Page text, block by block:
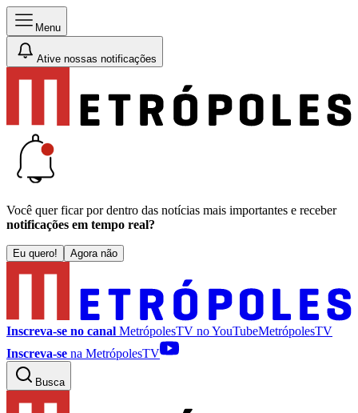
Menu
Ative nossas notificações
Você quer ficar por dentro das notícias mais importantes e receber
notificações em tempo real?
Eu quero! Agora não
Inscreva-se no canal MetrópolesTV noYouTubeMetrópolesTV
Inscreva-se na MetrópolesTV
Busca